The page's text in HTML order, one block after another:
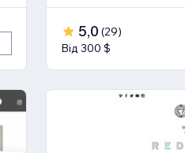
5,0 (29)
Від 300 $